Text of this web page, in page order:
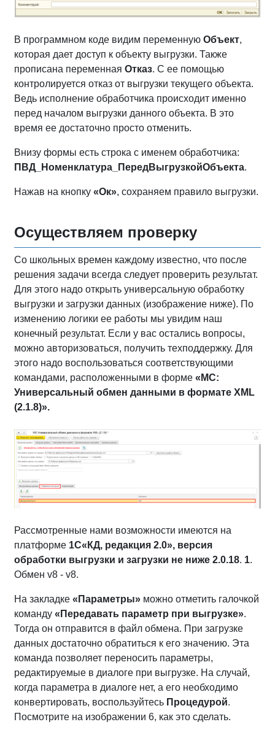
В программном коде видим переменную Объект,
которая дает доступ к объекту выгрузки. Также
прописана переменная Отказ. С ее помощью
контролируется отказ от выгрузки текущего объекта.
Ведь исполнение обработчика происходит именно
перед началом выгрузки данного объекта. В это
время ее достаточно просто отменить.
Внизу формы есть строка с именем обработчика:
ПВД_Номенклатура_ПередВыгрузкойОбъекта.
Нажав на кнопку «Ок», сохраняем правило выгрузки.
Осуществляем проверку
Со школьных времен каждому известно, что после
решения задачи всегда следует проверить результат.
Для этого надо открыть универсальную обработку
выгрузки и загрузки данных (изображение ниже). По
изменению логики ее работы мы увидим наш
конечный результат. Если у вас остались вопросы,
можно авторизоваться, получить техподдержку. Для
этого надо воспользоваться соответствующими
командами, расположенными в форме «МС:
Универсальный обмен данными в формате XML
(2.1.8)».
Рассмотренные нами возможности имеются на
платформе 1С«КД, редакция 2.0», версия
обработки выгрузки и загрузки не ниже 2.0.18. 1.
Обмен v8 - v8.
На закладке «Параметры» можно отметить галочкой
команду «Передавать параметр при выгрузке».
Тогда он отправится в файл обмена. При загрузке
данных достаточно обратиться к его значению. Эта
команда позволяет переносить параметры,
редактируемые в диалоге при выгрузке. На случай,
когда параметра в диалоге нет, а его необходимо
конвертировать, воспользуйтесь Процедурой.
Посмотрите на изображении 6, как это сделать.